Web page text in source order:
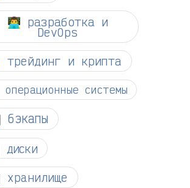
👨‍💻 разработка и
DevOps
трейдинг и крипта
операционные системы
бэкапы
диски
хранилище